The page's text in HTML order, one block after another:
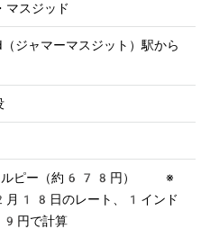
マスジッド
ジャマーマスジット）駅から
ピー（約678円）  ※
日のレート、1インド
円で計算